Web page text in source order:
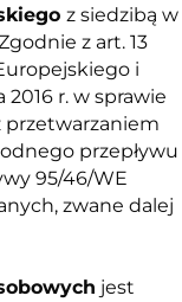
z siedzibą w
z art. 13
i
2016 r. w sprawie
przetwarzaniem
przepływu
95/46/WE
zwane dalej
jest